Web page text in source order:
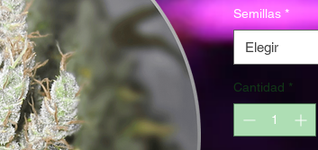
Semillas *
Elegir
Cantidad *